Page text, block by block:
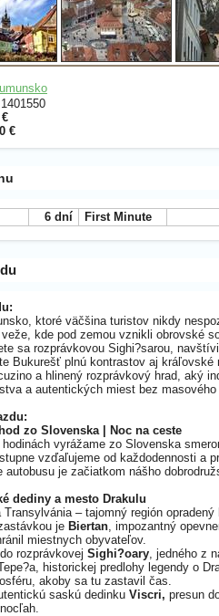
0 €
6 dní First Minute
ktoré väčšina turistov nikdy
kde pod zemou vznikli obrovské
sa rozprávkovou Sighi?sarou,
Bukurešť plnú kontrastov aj
a hlinený rozprávkový hrad, aký
a autentických miest bez
zo Slovenska | Noc na ceste
vyrážame zo Slovenska
vzďaľujeme od každodennosti a
autobusu je začiatkom nášho
dediny a mesto Drakulu
Transylvánia – tajomný región
je Biertan, impozantný
miestnych obyvateľov.
rozprávkovej Sighi?oary, jedného z
historickej predlohy legendy o
akoby sa tu zastavil čas.
saskú dedinku Viscri, presun